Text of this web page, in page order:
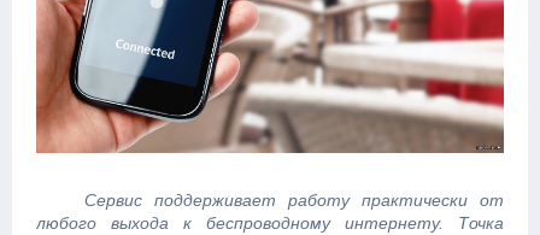
Сервис поддерживает работу практически от
любого выхода к беспроводному интернету. Точка